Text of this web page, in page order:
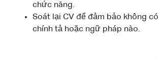
chức năng.
Soát lại CV để đảm bảo không
chính tả hoặc ngữ pháp nào.